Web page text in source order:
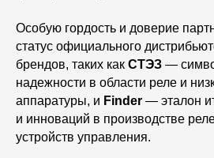
Особую гордость и доверие
статус официального
брендов, таких как СТЭЗ —
надежности в области реле и
аппаратуры, и Finder — эталон
и инноваций в производстве
устройств управления.